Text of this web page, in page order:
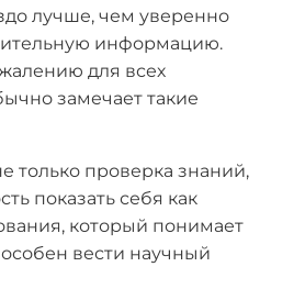
лучше, чем уверенно
информацию.
для всех
замечает такие
только проверка знаний,
показать себя как
который понимает
вести научный